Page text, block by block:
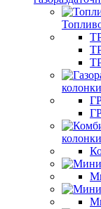
колонки
колонки